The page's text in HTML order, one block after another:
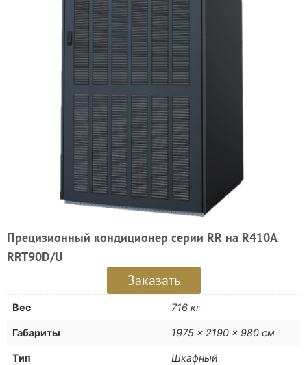
Прецизионный кондиционер серии RR на R410A
RRT90D/U
Заказать
Вес 716 кг
Габариты 1975 × 2190 × 980 см
Тип Шкафный